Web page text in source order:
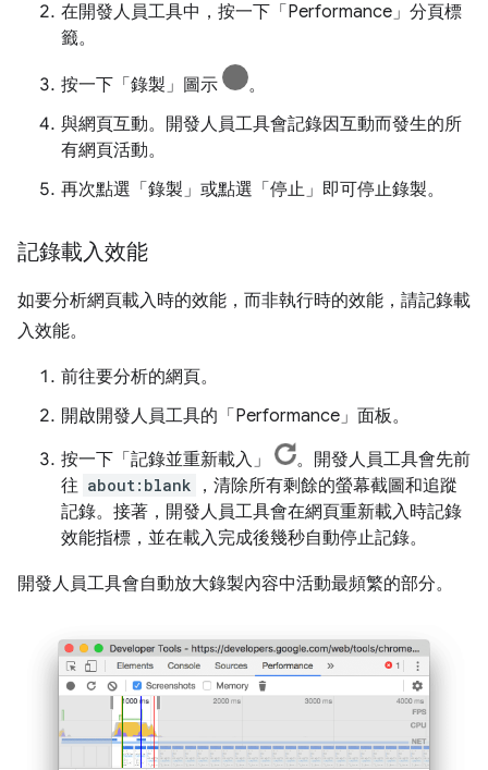
在開發人員工具中，按一下「Performance」 分頁標
籤。
按一下「錄製」圖示
。
與網頁互動。開發人員工具會記錄因互動而發生的所
有網頁活動。
再次點選「錄製」 或點選「停止」 即可停止錄製。
記錄載入效能
如要分析網頁載入時的效能，而非執行時的效能，請記錄載
入效能。
前往要分析的網頁。
開啟開發人員工具的「Performance」 面板。
按一下「記錄並重新載入」
。開發人員工具會先前
往 about:blank
，清除所有剩餘的螢幕截圖和追蹤
記錄。接著，開發人員工具會在網頁重新載入時記錄
效能指標，並在載入完成後幾秒自動停止記錄。
開發人員工具會自動放大錄製內容中活動最頻繁的部分。